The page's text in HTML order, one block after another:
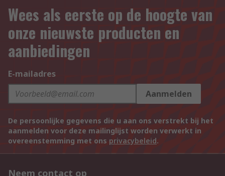
Wees als eerste op de hoogte van
onze nieuwste producten en
aanbiedingen
E-mailadres
Aanmelden
De persoonlijke gegevens die u aan ons verstrekt bij het
aanmelden voor deze mailinglijst worden verwerkt in
overeenstemming met ons privacybeleid.
Neem contact op